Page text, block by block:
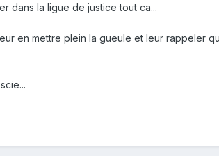
dans la ligue de justice tout ca...
en mettre plein la gueule et leur rappeler